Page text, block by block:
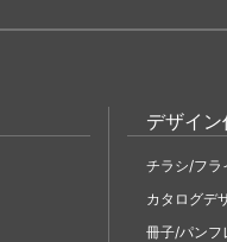
デザイ
チラシ/フラ
カタログデ
冊子/パンフ